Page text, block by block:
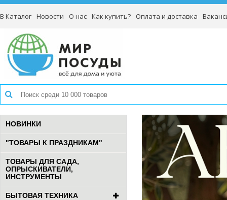
В Каталог Новости О нас Как купить? Оплата и доставка
НОВИНКИ
"ТОВАРЫ К ПРАЗДНИКАМ"
ТОВАРЫ ДЛЯ САДА,
ОПРЫСКИВАТЕЛИ,
ИНСТРУМЕНТЫ
БЫТОВАЯ ТЕХНИКА